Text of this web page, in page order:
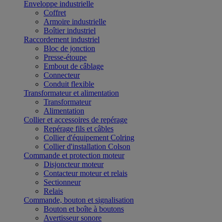
Enveloppe industrielle
Coffret
Armoire industrielle
Boîtier industriel
Raccordement industriel
Bloc de jonction
Presse-étoupe
Embout de câblage
Connecteur
Conduit flexible
Transformateur et alimentation
Transformateur
Alimentation
Collier et accessoires de repérage
Repérage fils et câbles
Collier d'équipement Colring
Collier d'installation Colson
Commande et protection moteur
Disjoncteur moteur
Contacteur moteur et relais
Sectionneur
Relais
Commande, bouton et signalisation
Bouton et boîte à boutons
Avertisseur sonore